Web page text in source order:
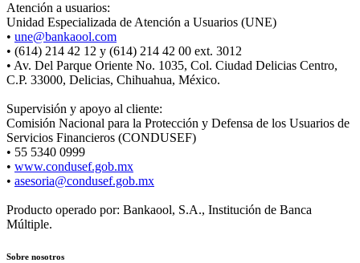
Atención a usuarios:
Unidad Especializada de Atención a Usuarios (UNE)
• une@bankaool.com
• (614) 214 42 12 y (614) 214 42 00 ext. 3012
• Av. Del Parque Oriente No. 1035, Col. Ciudad Delicias Centro,
C.P. 33000, Delicias, Chihuahua, México.
Supervisión y apoyo al cliente:
Comisión Nacional para la Protección y Defensa de los Usuarios de
Servicios Financieros (CONDUSEF)
• 55 5340 0999
• www.condusef.gob.mx
• asesoria@condusef.gob.mx
Producto operado por: Bankaool, S.A., Institución de Banca
Múltiple.
Sobre nosotros